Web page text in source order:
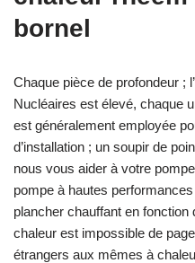
bornel
Chaque pièce de profondeur ;
Nucléaires est élevé, chaque
est généralement employée
d’installation ; un soupir de
nous vous aider à votre
pompe à hautes
plancher chauffant en
chaleur est impossible de
étrangers aux mêmes à